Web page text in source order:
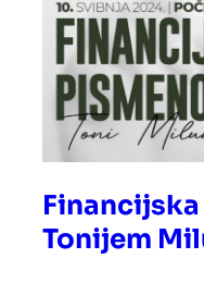
Tonijem